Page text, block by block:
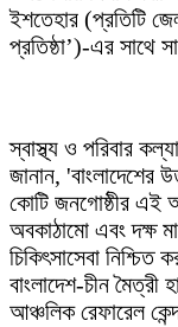
ইশতেহার (প্রতিটি
প্রতিষ্ঠা’)-এর সাথে
স্বাস্থ্য ও পরিবার
জানান, 'বাংলাদেশের
কোটি জনগোষ্ঠীর এই
অবকাঠামো এবং দক্ষ
চিকিৎসাসেবা
বাংলাদেশ-চীন মৈত্রী
আঞ্চলিক রেফারেল